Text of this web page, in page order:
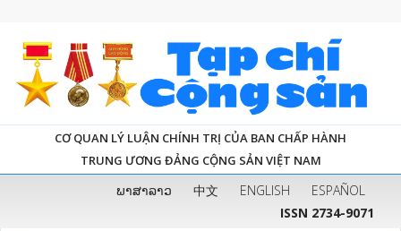
CƠ QUAN LÝ LUẬN CHÍNH TRỊ CỦA BAN CHẤP HÀNH
TRUNG ƯƠNG ĐẢNG CỘNG SẢN VIỆT NAM
ພາສາລາວ 中文 ENGLISH
ESPAÑOL
ISSN 2734-9071